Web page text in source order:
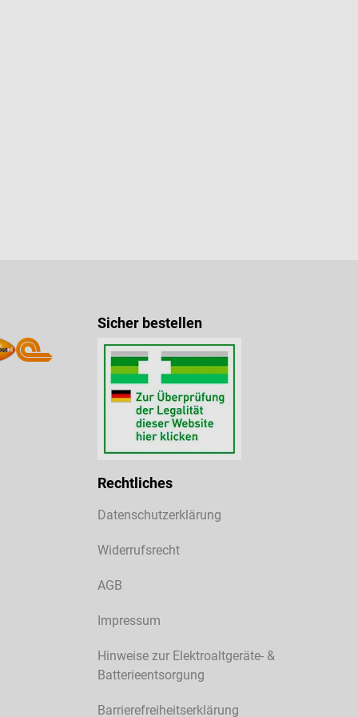
Sicher bestellen
Rechtliches
Datenschutzerklärung
Widerrufsrecht
AGB
Impressum
Hinweise zur Elektroaltgeräte- &
Batterieentsorgung
Barrierefreiheitserklärung